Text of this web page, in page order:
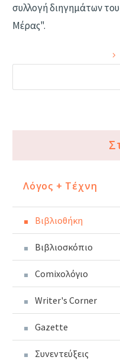
συλλογή διηγημάτων
Μέρας".
Λόγος + Τέχνη
Βιβλιοθήκη
Βιβλιοσκόπιο
Comixoλόγιο
Writer's Corner
Gazette
Συνεντεύξεις